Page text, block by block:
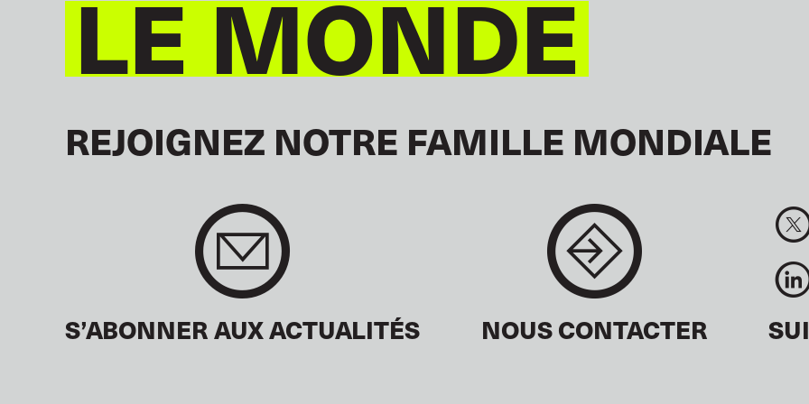
LE MONDE
REJOIGNEZ NOTRE FAMILLE MONDIALE
S’ABONNER AUX ACTUALITÉS NOUS CONTACTER